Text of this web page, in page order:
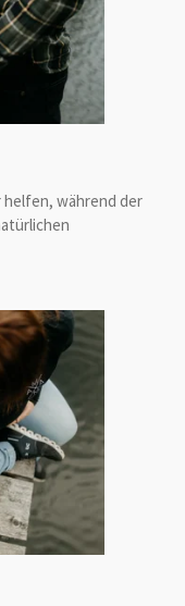
während der